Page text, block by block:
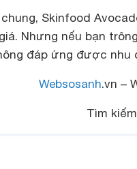
chung, Skinfood
Nhưng nếu bạn
đáp ứng được nhu
Websosanh.vn –
Tìm